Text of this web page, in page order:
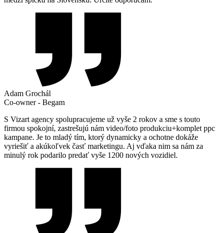
Adam Grochál
Co-owner - Begam
S Vizart agency spolupracujeme už vyše 2 rokov a sme s touto
firmou spokojní, zastrešujú nám video/foto produkciu+komplet ppc
kampane. Je to mladý tím, ktorý dynamicky a ochotne dokáže
vyriešiť a akúkoľvek časť marketingu. Aj vďaka nim sa nám za
minulý rok podarilo predať vyše 1200 nových vozidiel.